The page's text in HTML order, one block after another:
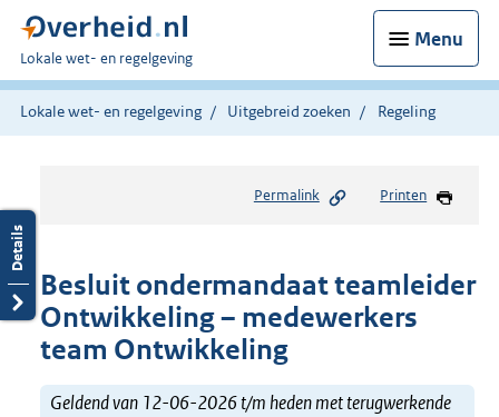
Menu
U
bent
hier:
Lokale wet- en regelgeving
Lokale wet- en regelgeving Uitgebreid zoeken Regeling
Permalink Printen
Besluit ondermandaat teamleider
Ontwikkeling – medewerkers
team Ontwikkeling
Geldend van 12-06-2026 t/m heden met terugwerkende